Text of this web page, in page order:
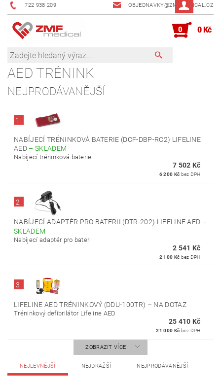
722 938 209 OBJEDNAVKY@ZMFMEDICAL.CZ
0 0 Kč
AED TRÉNINK
NEJPRODÁVANĚJŠÍ
1.
NABÍJECÍ TRÉNINKOVÁ BATERIE (DCF-DBP-RC2) LIFELINE
AED –SKLADEM
Nabíjecí tréninková baterie
7 502 Kč
6 200 Kč bez DPH
2.
NABÍJECÍ ADAPTÉR PRO BATERII (DTR-202) LIFELINE AED –
SKLADEM
Nabíjecí adaptér pro baterii
2 541 Kč
2 100 Kč bez DPH
3.
LIFELINE AED TRÉNINKOVÝ (DDU-100TR) – NA DOTAZ
Tréninkový defibrilátor Lifeline AED
25 410 Kč
21 000 Kč bez DPH
ZOBRAZIT VÍCE
NEJLEVNĚJŠÍ NEJDRAŽŠÍ NEJPRODÁVANĚJŠÍ